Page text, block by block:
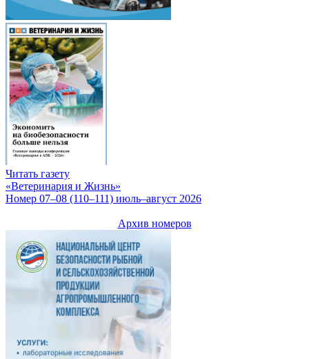
Читать газету
«Ветеринария и Жизнь»
Номер 07–08 (110–111) июль–август 2026
Архив номеров